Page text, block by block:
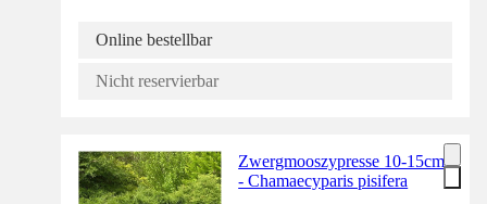
Online bestellbar
Nicht reservierbar
Zwergmooszypresse 10-15cm
- Chamaecyparis pisifera